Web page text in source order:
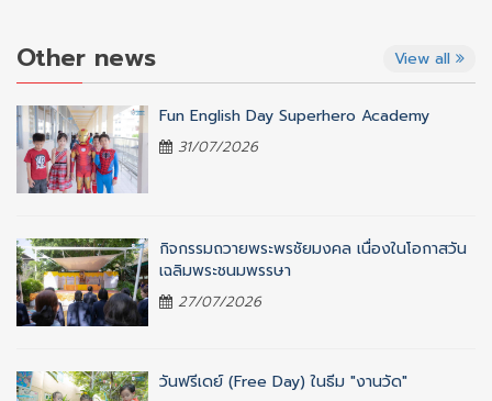
Other news View all
Fun English Day Superhero Academy
31/07/2026
กิจกรรมถวายพระพรชัยมงคล เนื่องในโอกาสวัน
เฉลิมพระชนมพรรษา
27/07/2026
วันฟรีเดย์ (Free Day) ในธีม "งานวัด"